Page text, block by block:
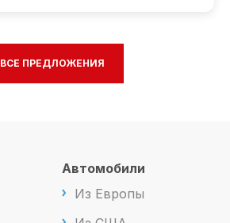
ВСЕ ПРЕДЛОЖЕНИЯ
Автомобили
Из Европы